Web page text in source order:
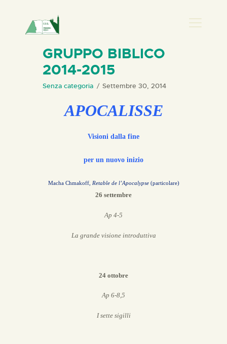
HOME
CHI SIAMO
NEWS
PERCORSI
BIBLIOTECA
CONTATTI
GRUPPO BIBLICO
2014-2015
Senza categoria Settembre 30, 2014
APOCALISSE
Visioni dalla fine
per un nuovo inizio
Macha Chmakoff, Retable de l’Apocalypse (particolare)
26 settembre
Ap 4-5
La grande visione introduttiva
24 ottobre
Ap 6-8,5
I sette sigilli